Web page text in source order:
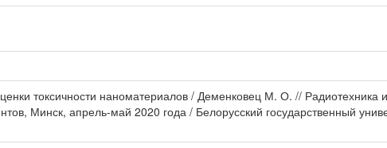
токсичности наноматериалов / Деменковец М. О. // Радиотехника
Минск, апрель-май 2020 года / Белорусский государственный